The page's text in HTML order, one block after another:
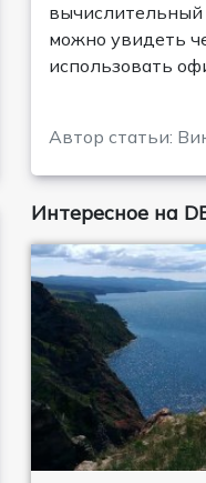
вычислительный
можно увидеть
использовать
Автор статьи:
Интересное на